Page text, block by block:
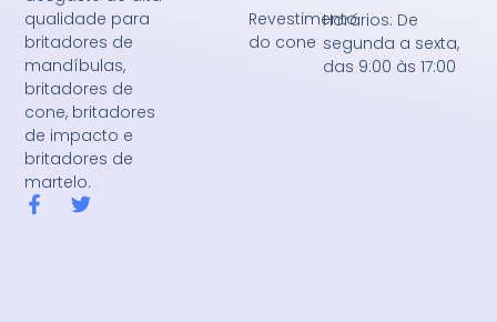
qualidade para
britadores de
mandíbulas,
britadores de
cone, britadores
de impacto e
britadores de
martelo.
F
T
Revestimento
do cone
Horários: De
segunda a sexta,
das 9:00 às 17:00